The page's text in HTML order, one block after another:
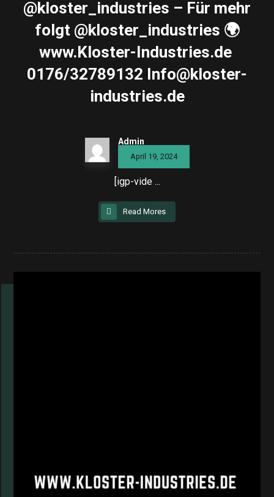
@kloster_industries – Für mehr
folgt @kloster_industries 🌍
www.Kloster-Industries.de ️
0176/32789132 Info@kloster-
industries.de
Admin
April 19, 2024
[igp-vide ...
Read Mores